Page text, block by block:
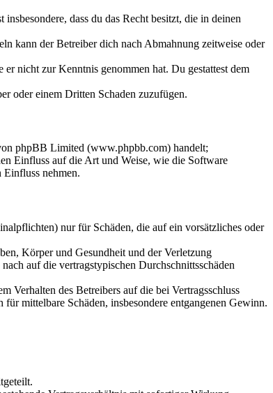
dass du das Recht besitzt, die in deinen
kann der Betreiber dich nach Abmahnung zeitweise oder
nicht zur Kenntnis genommen hat. Du gestattest dem
oder einem Dritten Schaden zuzufügen.
phpBB Limited (www.phpbb.com) handelt;
Einfluss auf die Art und Weise, wie die Software
nehmen.
nur für Schäden, die auf ein vorsätzliches oder
Körper und Gesundheit und der Verletzung
auf die vertragstypischen Durchschnittsschäden
Verhalten des Betreibers auf die bei Vertragsschluss
mittelbare Schäden, insbesondere entgangenen Gewinn.